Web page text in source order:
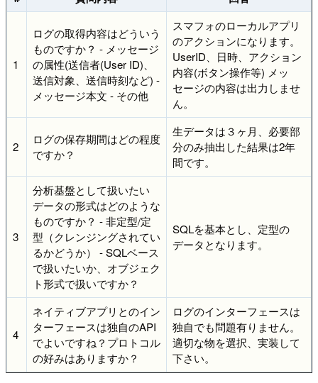
1
ログの取得内容はどういう
ものですか？ - メッセージ
の属性(送信者(User ID)、
送信対象、送信時刻など) -
メッセージ本文 - その他
スマフォのローカルアプリ
のアクションになります。
UserID、日時、アクション
内容(ボタン操作等) メッ
セージの内容は出力しませ
ん。
2
ログの保存期間はどの程度
ですか？
生データは３ヶ月、必要部
分のみ抽出した結果は2年
間です。
3
分析基盤として扱いたい
データの形式はどのような
ものですか？ - 非定型/定
型（クレンジングされてい
るかどうか） - SQLベース
で扱いたいか、オブジェク
ト形式で扱いですか？
SQLを基本とし、定型の
データとなります。
4
ネイティブアプリとのイン
ターフェースは独自のAPI
でよいですね？プロトコル
の好みはありますか？
ログのインターフェースは
独自でも問題有りません。
適切な物を選択、実装して
下さい。